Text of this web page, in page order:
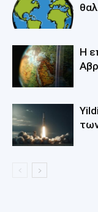
Η